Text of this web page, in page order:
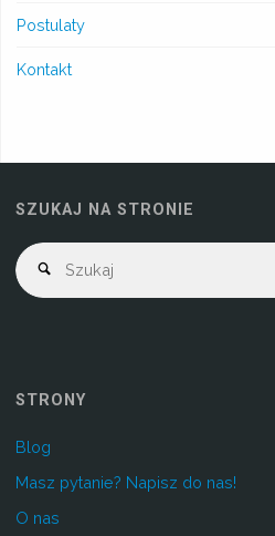
Postulaty
Kontakt
SZUKAJ NA STRONIE
STRONY
Blog
Masz pytanie? Napisz do nas!
O nas